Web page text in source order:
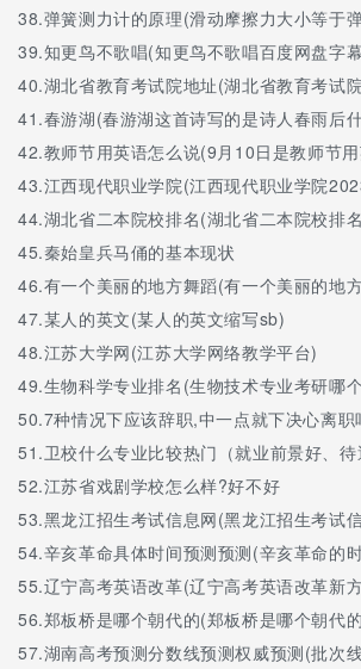
38.弹簧测力计的原理(滑动摩擦力大小等于
39.知更鸟不歌唱(知更鸟不歌唱百度网盘字
40.湖北省教育考试院地址(湖北省教育考试
41.春游湖(春游湖这首诗写的是诗人春雨后
42.教师节用英语怎么说(9月10日是教师节
43.江西现代职业学院(江西现代职业学院
44.湖北省二本院校排名(湖北省二本院校排名及
45.秦始皇兵马俑的基本现状
46.有一个美丽的地方舞蹈(有一个美丽的地
47.某人的英文(某人的英文缩写sb)
48.江苏大学网(江苏大学网络教学平台)
49.生物科学专业排名(生物技术专业考研哪
50.7种情况下应该辞职,中一点就下决心离职
51.卫校什么专业比较热门（就业前景好、待
52.江苏省戏剧学校怎么样?好不好
53.黑龙江招生考试信息网(黑龙江招生考试信息
54.辛亥革命具体时间预测预测(辛亥革命的时间
55.辽宁高考英语改革(辽宁高考英语改革新
56.郑板桥是哪个朝代的(郑板桥是哪个朝代
57.湖南高考预测分数线预测权威预测(批次